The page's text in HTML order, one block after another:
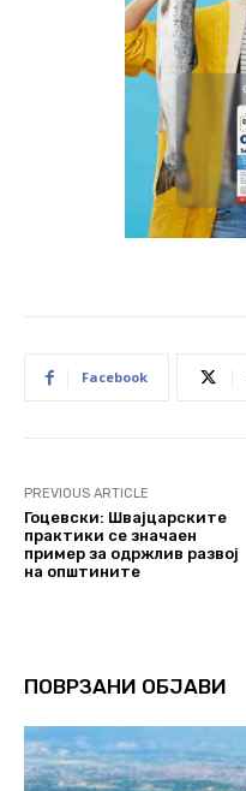
Facebook
PREVIOUS ARTICLE
Гоцевски: Швајцарските
практики се значаен
пример за одржлив развој
на општините
ПОВРЗАНИ ОБЈАВИ